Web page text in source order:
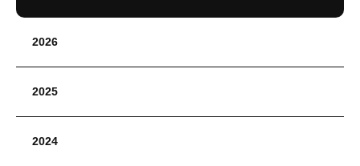
2026
2025
2024